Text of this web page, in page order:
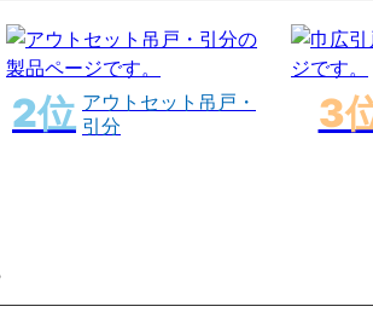
アウトセット吊戸・
引分